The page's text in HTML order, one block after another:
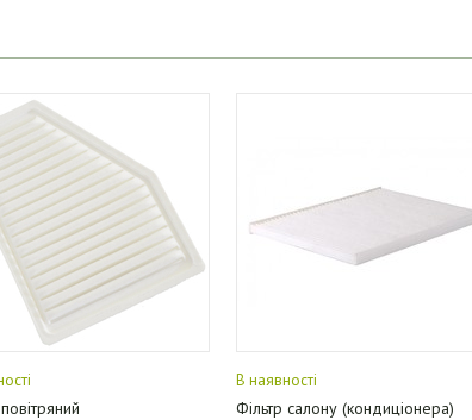
В наявності
Фільтр салону (кондиціонера)